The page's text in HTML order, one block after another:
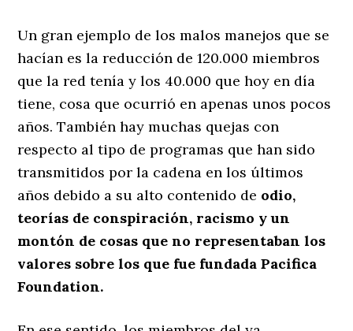
Un gran ejemplo de los malos manejos que se
hacían es la reducción de 120.000 miembros
que la red tenía y los 40.000 que hoy en día
tiene, cosa que ocurrió en apenas unos pocos
años. También hay muchas quejas con
respecto al tipo de programas que han sido
transmitidos por la cadena en los últimos
años debido a su alto contenido de odio,
teorías de conspiración, racismo y un
montón de cosas que no representaban los
valores sobre los que fue fundada Pacifica
Foundation.